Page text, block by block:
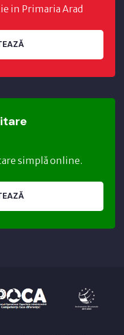
in Primaria Arad
simplă online.